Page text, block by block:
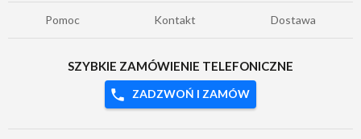
Pomoc Kontakt Dostawa
SZYBKIE ZAMÓWIENIE TELEFONICZNE
ZADZWOŃ I ZAMÓW